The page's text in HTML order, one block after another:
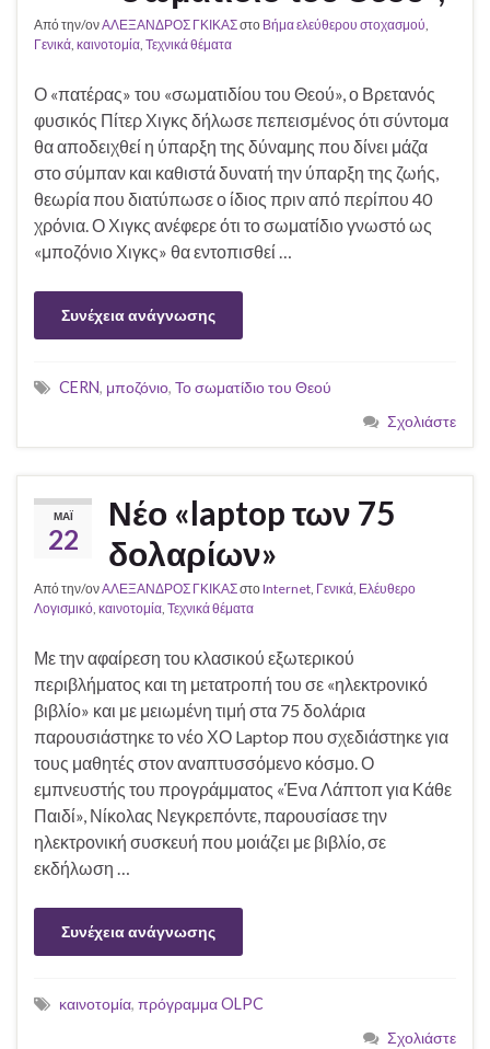
Από την/ονΑΛΕΞΑΝΔΡΟΣ ΓΚΙΚΑΣστο Βήμα ελεύθερου στοχασμού,
Γενικά, καινοτομία, Τεχνικά θέματα
Ο «πατέρας» του «σωματιδίου του Θεού», ο Βρετανός
φυσικός Πίτερ Χιγκς δήλωσε πεπεισμένος ότι σύντομα
θα αποδειχθεί η ύπαρξη της δύναμης που δίνει μάζα
στο σύμπαν και καθιστά δυνατή την ύπαρξη της ζωής,
θεωρία που διατύπωσε ο ίδιος πριν από περίπου 40
χρόνια. Ο Χιγκς ανέφερε ότι το σωματίδιο γνωστό ως
«μποζόνιο Χιγκς» θα εντοπισθεί …
Συνέχεια ανάγνωσης
CERN, μποζόνιο, Το σωματίδιο του Θεού
Σχολιάστε
ΜΆΙ
22
Νέο «laptop των 75
δολαρίων»
Από την/ονΑΛΕΞΑΝΔΡΟΣ ΓΚΙΚΑΣστοInternet, Γενικά, Ελέυθερο
Λογισμικό, καινοτομία, Τεχνικά θέματα
Με την αφαίρεση του κλασικού εξωτερικού
περιβλήματος και τη μετατροπή του σε «ηλεκτρονικό
βιβλίο» και με μειωμένη τιμή στα 75 δολάρια
παρουσιάστηκε το νέο ΧΟ Laptop που σχεδιάστηκε για
τους μαθητές στον αναπτυσσόμενο κόσμο. Ο
εμπνευστής του προγράμματος «Ένα Λάπτοπ για Κάθε
Παιδί», Νίκολας Νεγκρεπόντε, παρουσίασε την
ηλεκτρονική συσκευή που μοιάζει με βιβλίο, σε
εκδήλωση …
Συνέχεια ανάγνωσης
καινοτομία, πρόγραμμα OLPC
Σχολιάστε